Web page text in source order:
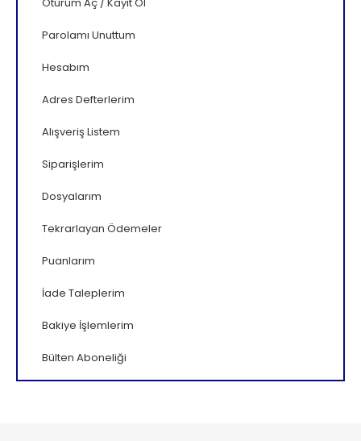
Oturum Aç / Kayıt Ol
Parolamı Unuttum
Hesabım
Adres Defterlerim
Alışveriş Listem
Siparişlerim
Dosyalarım
Tekrarlayan Ödemeler
Puanlarım
İade Taleplerim
Bakiye İşlemlerim
Bülten Aboneliği